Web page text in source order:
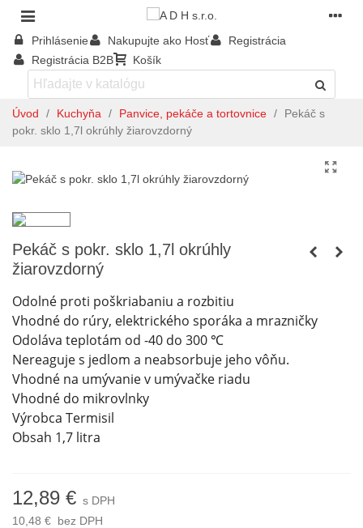
Prihlásenie Nakupujte ako Hosť
Registrácia
Registrácia B2B
Košík
Úvod / Kuchyňa / Panvice, pekáče a tortovnice /
Pekáč s
pokr. sklo 1,7l okrúhly žiarovzdorný
Pekáč s pokr. sklo 1,7l okrúhly
žiarovzdorný
Odolné proti poškriabaniu a rozbitiu
Vhodné do rúry, elektrického sporáka a mrazničky
Odoláva teplotám od -40 do 300 ℃
Nereaguje s jedlom a neabsorbuje jeho vôňu.
Vhodné na umývanie v umývačke riadu
Vhodné do mikrovlnky
Výrobca Termisil
Obsah 1,7 litra
12,89 € s DPH
10,48 € bez DPH